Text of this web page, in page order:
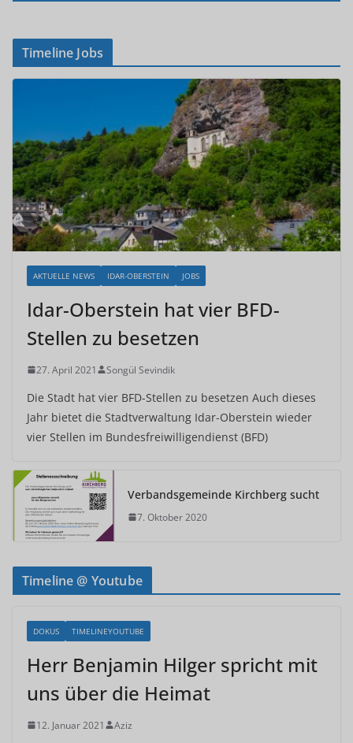
Timeline Jobs
AKTUELLE NEWS IDAR-OBERSTEIN JOBS
Idar-Oberstein hat vier BFD-
Stellen zu besetzen
27. April 2021 Songül Sevindik
Die Stadt hat vier BFD-Stellen zu besetzen Auch dieses
Jahr bietet die Stadtverwaltung Idar-Oberstein wieder
vier Stellen im Bundesfreiwilligendienst (BFD)
Verbandsgemeinde Kirchberg sucht
7. Oktober 2020
Timeline @ Youtube
DOKUS TIMELINEYOUTUBE
Herr Benjamin Hilger spricht mit
uns über die Heimat
12. Januar 2021 Aziz